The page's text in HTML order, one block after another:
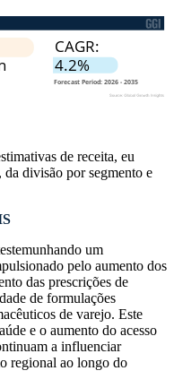
de receita, eu
da divisão por segmento e
um
pelo aumento dos
das prescrições de
de formulações
de varejo. Este
e o aumento do acesso
a influenciar
regional ao longo do